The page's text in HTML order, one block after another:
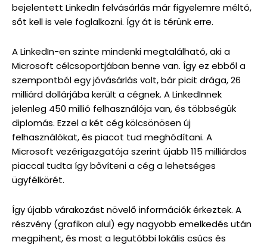
bejelentett LinkedIn felvásárlás már figyelemre méltó,
sőt kell is vele foglalkozni. Így át is térünk erre.
A LinkedIn-en szinte mindenki megtalálható, aki a
Microsoft célcsoportjában benne van. Így ez ebből a
szempontból egy jóvásárlás volt, bár picit drága, 26
milliárd dollárjába került a cégnek. A LinkedInnek
jelenleg 450 millió felhasználója van, és többségük
diplomás. Ezzel a két cég kölcsönösen új
felhasználókat, és piacot tud meghódítani. A
Microsoft vezérigazgatója szerint újabb 115 milliárdos
piaccal tudta így bővíteni a cég a lehetséges
ügyfélkörét.
Így újabb várakozást növelő információk érkeztek. A
részvény (grafikon alul) egy nagyobb emelkedés után
megpihent, és most a legutóbbi lokális csúcs és